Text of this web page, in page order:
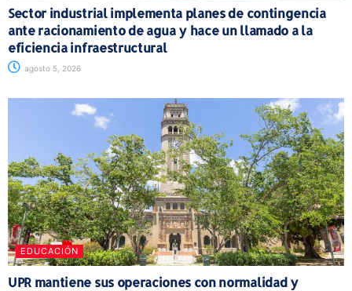
Sector industrial implementa planes de contingencia
ante racionamiento de agua y hace un llamado a la
eficiencia infraestructural
agosto 5, 2026
EDUCACIÓN
UPR mantiene sus operaciones con normalidad y